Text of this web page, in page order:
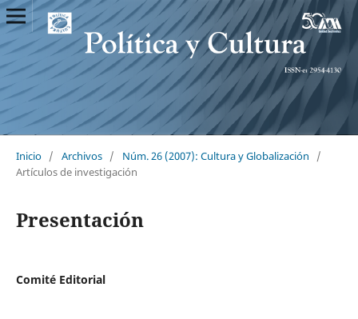
Inicio / Archivos / Núm. 26 (2007): Cultura y Globalización
/
Artículos de investigación
Presentación
Comité Editorial